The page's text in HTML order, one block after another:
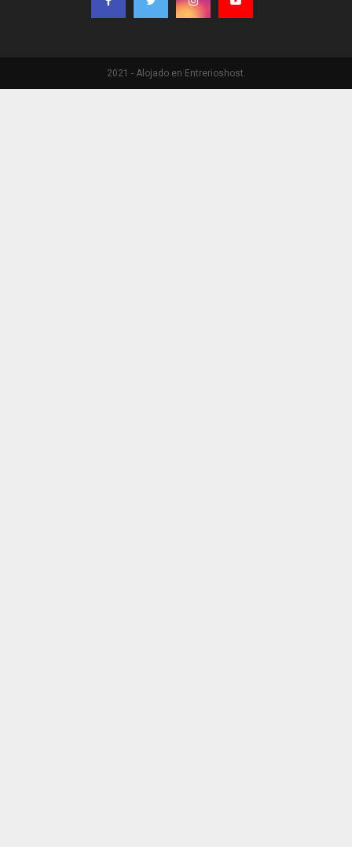
2021 - Alojado en Entrerioshost.